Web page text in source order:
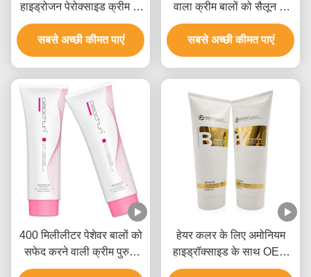
हाइड्रोजन पेरोक्साइड क्रीम के
लिए 1.5 अनुपात 400 ग्राम
जीएमपीसी अनुमोदन
सबसे अच्छी कीमत पाएं
वाला क्रीम बालों को सैलून के
उपयोग के लिए सफेद करने वाला
9 स्तर
सबसे अच्छी कीमत पाएं
400 मिलीलीटर पेशेवर बालों को
सफेद करने वाली क्रीम पुरुषों
और महिलाओं के लिए 9 स्तर तक
हेयर कलर के लिए अमोनियम
हाइड्रॉक्साइड के साथ OEM
पैराबेन मुक्त ब्लीच क्रीम